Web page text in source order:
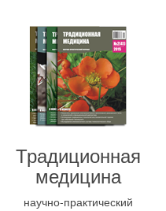
Традиционная
медицина
научно-практический